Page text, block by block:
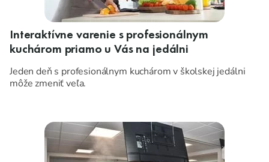
Interaktívne varenie s profesionálnym
kuchárom priamo u Vás na jedálni
Jeden deň s profesionálnym kuchárom v školskej jedálni
môže zmeniť veľa.